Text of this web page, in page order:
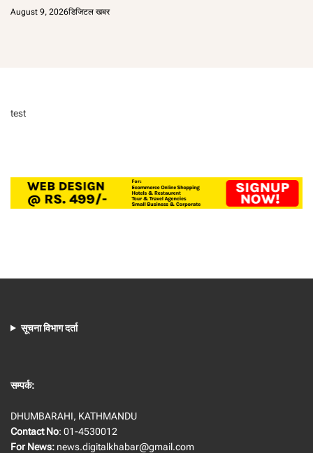
August 9, 2026डिजिटल खबर
test
सूचना विभाग दर्ता
सम्पर्क:
DHUMBARAHI, KATHMANDU
Contact No: 01-4530012
For News: news.digitalkhabar@gmail.com